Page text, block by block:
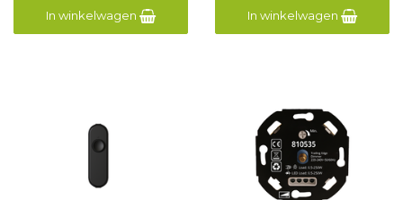
In winkelwagen In winkelwagen